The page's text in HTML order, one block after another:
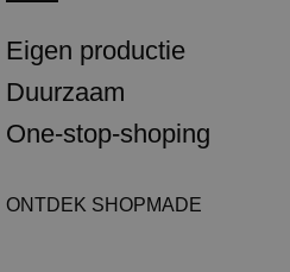
Eigen productie
Duurzaam
One-stop-shoping
ONTDEK SHOPMADE